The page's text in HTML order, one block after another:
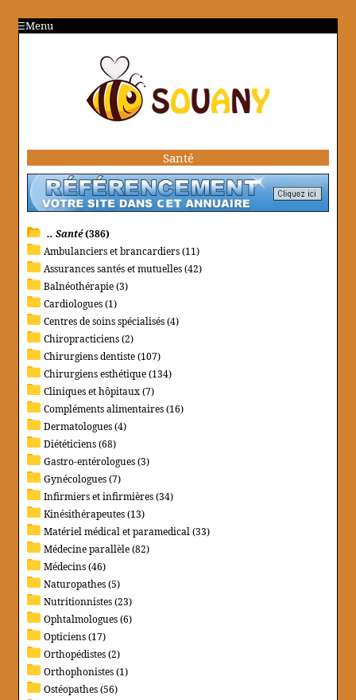
Menu
Santé
.. Santé(386)
Ambulanciers et brancardiers (11)
Assurances santés et mutuelles (42)
Balnéothérapie (3)
Cardiologues (1)
Centres de soins spécialisés (4)
Chiropracticiens (2)
Chirurgiens dentiste (107)
Chirurgiens esthétique (134)
Cliniques et hôpitaux (7)
Compléments alimentaires (16)
Dermatologues (4)
Diététiciens (68)
Gastro-entérologues (3)
Gynécologues (7)
Infirmiers et infirmières (34)
Kinésithérapeutes (13)
Matériel médical et paramedical (33)
Médecine parallèle (82)
Médecins (46)
Naturopathes (5)
Nutritionnistes (23)
Ophtalmologues (6)
Opticiens (17)
Orthopédistes (2)
Orthophonistes (1)
Ostéopathes (56)